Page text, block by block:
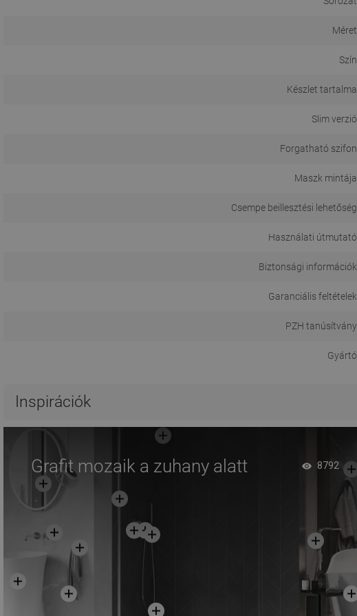
Méret
Szín
Készlet tartalma
Slim verzió
Forgatható szifon
Maszk mintája
Csempe beillesztési lehetőség
Használati útmutató
Biztonsági információk
Garanciális feltételek
PZH tanúsítvány
Gyártó
Inspirációk
Grafit mozaik a zuhany alatt 8792